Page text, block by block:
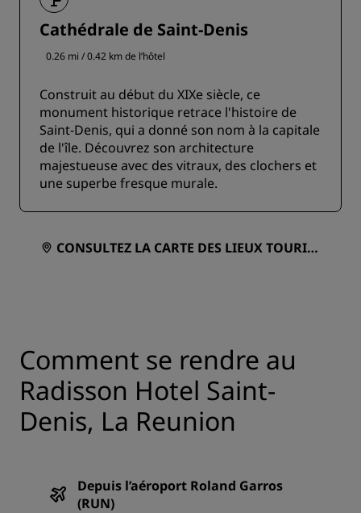
Cathédrale de Saint-Denis
0.26 mi / 0.42 km de l’hôtel
Construit au début du XIXe siècle, ce
monument historique retrace l'histoire de
Saint-Denis, qui a donné son nom à la capitale
de l'île. Découvrez son architecture
majestueuse avec des vitraux, des clochers et
une superbe fresque murale.
CONSULTEZ LA CARTE DES LIEUX TOURIST
Comment se rendre au
Radisson Hotel Saint-
Denis, La Reunion
Depuis l’aéroport Roland Garros
(RUN)